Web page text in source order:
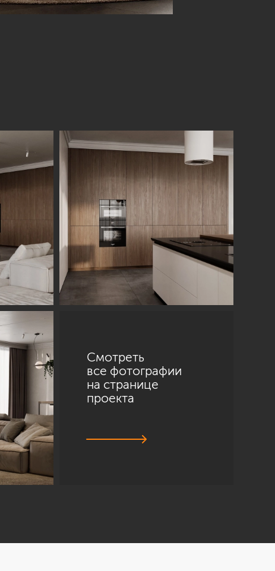
Смотреть
все фотографии
на странице
проекта